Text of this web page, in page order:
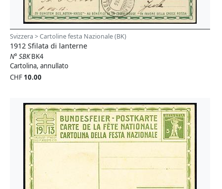
Svizzera > Cartoline festa Nazionale (BK)
1912 Sfilata di lanterne
N° SBKBK4
Cartolina, annullato
CHF 10.00